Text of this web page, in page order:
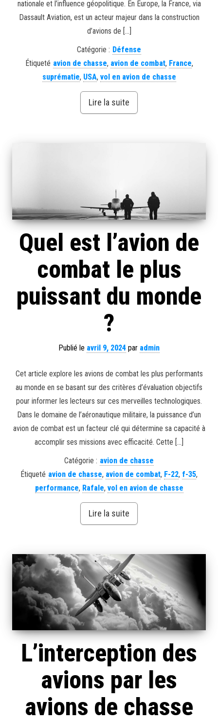
nationale et l’influence géopolitique. En Europe, la France, via
Dassault Aviation, est un acteur majeur dans la construction
d’avions de […]
Catégorie : Défense
Étiqueté avion de chasse, avion de combat, France,
suprématie, USA, vol en avion de chasse
Lire la suite
Quel est l’avion de
combat le plus
puissant du monde
?
Publié le avril 9, 2024 par admin
Cet article explore les avions de combat les plus performants
au monde en se basant sur des critères d’évaluation objectifs
pour informer les lecteurs sur ces merveilles technologiques.
Dans le domaine de l’aéronautique militaire, la puissance d’un
avion de combat est un facteur clé qui détermine sa capacité à
accomplir ses missions avec efficacité. Cette […]
Catégorie : avion de chasse
Étiqueté avion de chasse, avion de combat, F-22, f-35,
performance, Rafale, vol en avion de chasse
Lire la suite
L’interception des
avions par les
avions de chasse